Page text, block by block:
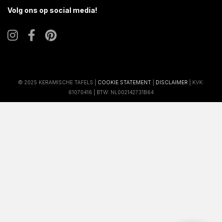
Volg ons op social media!
© 2025 KERAMISCHE TAFELS | COOKIE STATEMENT DISCLAIMER | KVK:
61070416 | BTW: NL002142731B64